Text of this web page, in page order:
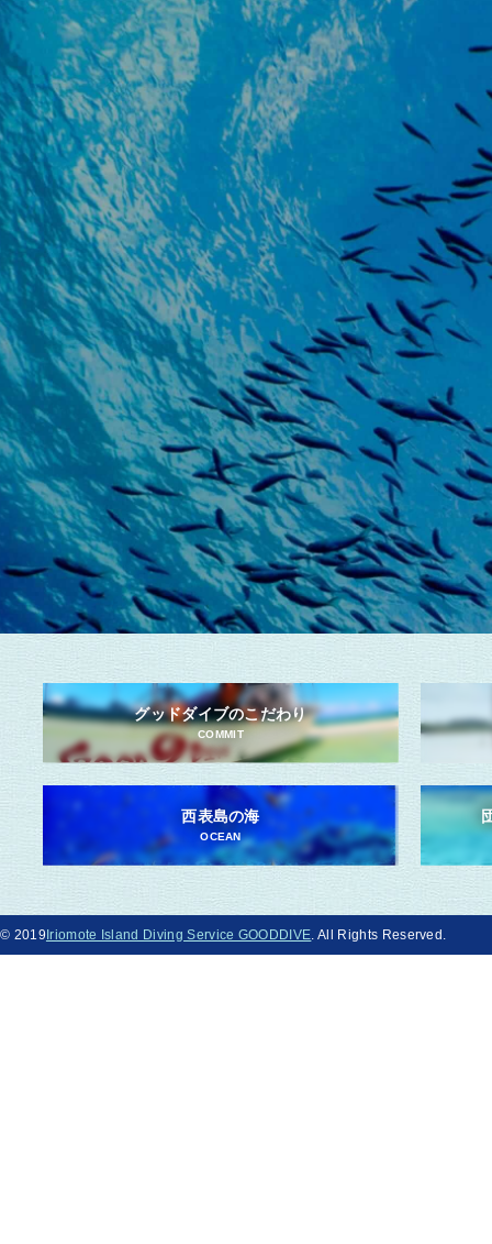
グッドダイブのこだわり
COMMIT
西表島の海
OCEAN
© 2019Iriomote Island Diving Service GOODDIVE . All Rights Reserved.